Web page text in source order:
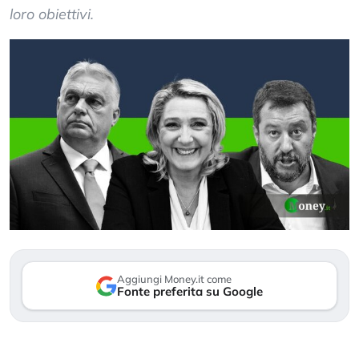
loro obiettivi.
Aggiungi Money.it come
Fonte preferita su Google